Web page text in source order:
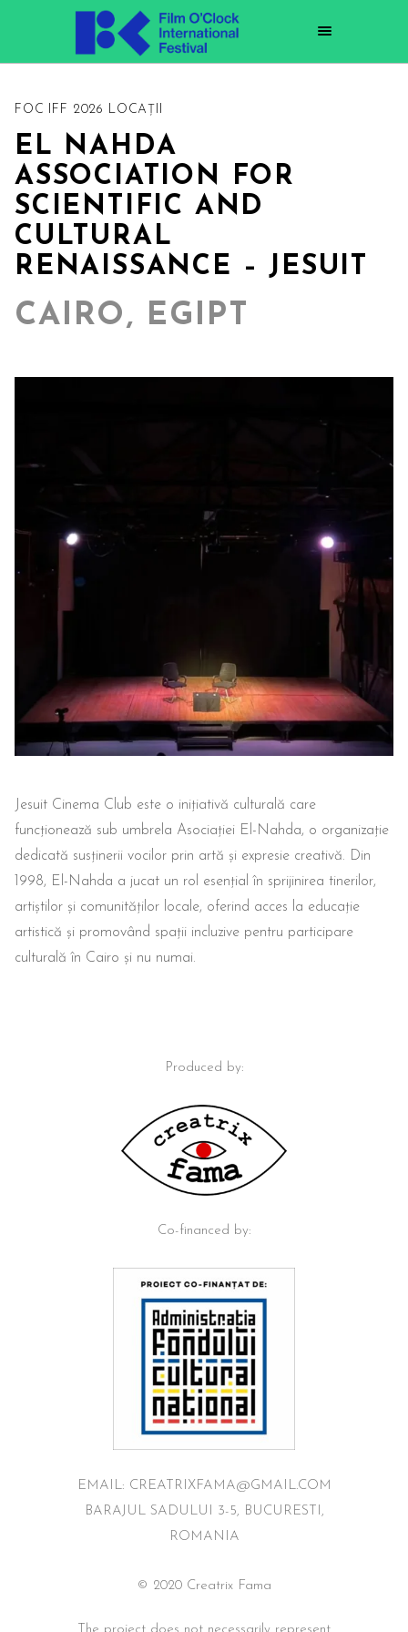
FOC IFF 2026 LOCAȚII
EL NAHDA
ASSOCIATION FOR
SCIENTIFIC AND
CULTURAL
RENAISSANCE – JESUIT
CAIRO, EGIPT
Jesuit Cinema Club este o inițiativă culturală care
funcționează sub umbrela Asociației El-Nahda, o organizație
dedicată susținerii vocilor prin artă și expresie creativă. Din
1998, El-Nahda a jucat un rol esențial în sprijinirea tinerilor,
artiștilor și comunităților locale, oferind acces la educație
artistică și promovând spații incluzive pentru participare
culturală în Cairo și nu numai.
Produced by:
Co-financed by:
EMAIL: CREATRIXFAMA@GMAIL.COM
BARAJUL SADULUI 3-5, BUCURESTI,
ROMANIA
© 2020 Creatrix Fama